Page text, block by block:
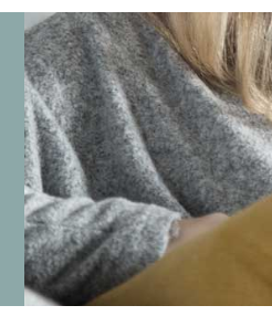
Atención presencial
Atención telemática
Cita Previa
Buzón Ciudadanos